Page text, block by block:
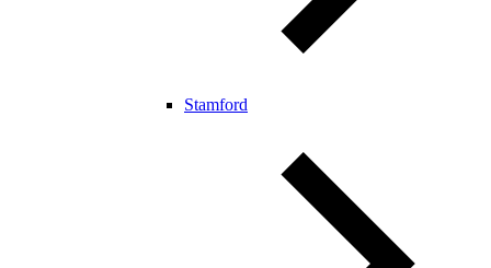
Stamford